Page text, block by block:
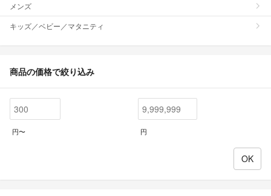
メンズ
キッズ／ベビー／マタニティ
商品の価格で絞り込み
円〜 円